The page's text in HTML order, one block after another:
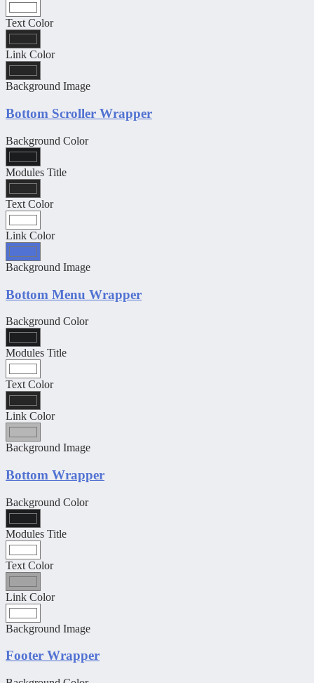
Text Color
Link Color
Background Image
Bottom Scroller Wrapper
Background Color
Modules Title
Text Color
Link Color
Background Image
Bottom Menu Wrapper
Background Color
Modules Title
Text Color
Link Color
Background Image
Bottom Wrapper
Background Color
Modules Title
Text Color
Link Color
Background Image
Footer Wrapper